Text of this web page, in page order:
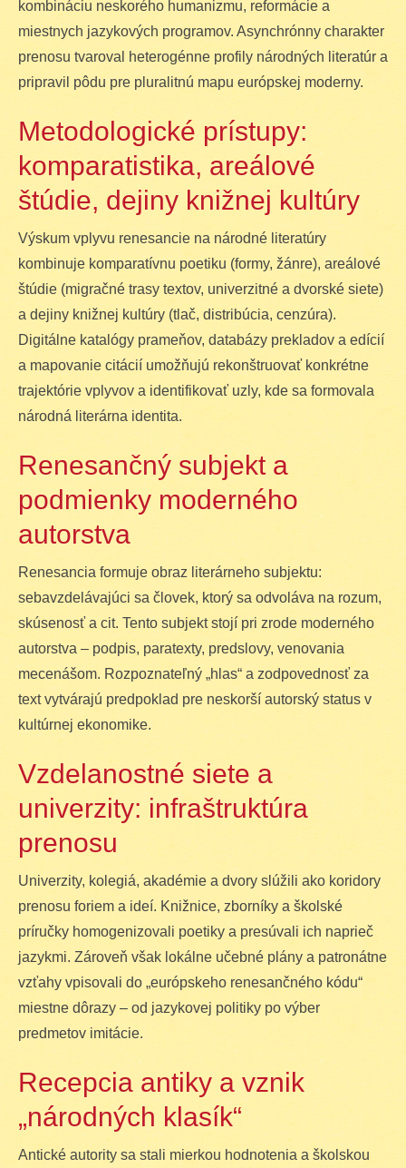
kombináciu neskorého humanizmu, reformácie a
miestnych jazykových programov. Asynchrónny charakter
prenosu tvaroval heterogénne profily národných literatúr a
pripravil pôdu pre pluralitnú mapu európskej moderny.
Metodologické prístupy:
komparatistika, areálové
štúdie, dejiny knižnej kultúry
Výskum vplyvu renesancie na národné literatúry
kombinuje komparatívnu poetiku (formy, žánre), areálové
štúdie (migračné trasy textov, univerzitné a dvorské siete)
a dejiny knižnej kultúry (tlač, distribúcia, cenzúra).
Digitálne katalógy prameňov, databázy prekladov a edícií
a mapovanie citácií umožňujú rekonštruovať konkrétne
trajektórie vplyvov a identifikovať uzly, kde sa formovala
národná literárna identita.
Renesančný subjekt a
podmienky moderného
autorstva
Renesancia formuje obraz literárneho subjektu:
sebavzdelávajúci sa človek, ktorý sa odvoláva na rozum,
skúsenosť a cit. Tento subjekt stojí pri zrode moderného
autorstva – podpis, paratexty, predslovy, venovania
mecenášom. Rozpoznateľný „hlas“ a zodpovednosť za
text vytvárajú predpoklad pre neskorší autorský status v
kultúrnej ekonomike.
Vzdelanostné siete a
univerzity: infraštruktúra
prenosu
Univerzity, kolegiá, akadémie a dvory slúžili ako koridory
prenosu foriem a ideí. Knižnice, zborníky a školské
príručky homogenizovali poetiky a presúvali ich naprieč
jazykmi. Zároveň však lokálne učebné plány a patronátne
vzťahy vpisovali do „európskeho renesančného kódu“
miestne dôrazy – od jazykovej politiky po výber
predmetov imitácie.
Recepcia antiky a vznik
„národných klasík“
Antické autority sa stali mierkou hodnotenia a školskou